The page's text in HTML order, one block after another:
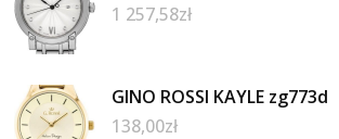
1 257,58zł
GINO ROSSI KAYLE zg773d
138,00zł